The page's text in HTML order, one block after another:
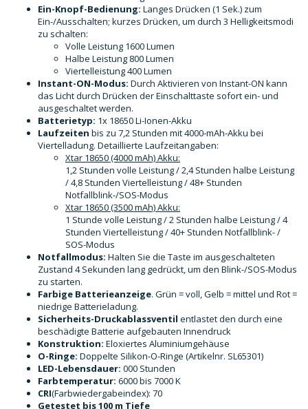
Ein-Knopf-Bedienung: Langes Drücken (1 Sek.) zum
Ein-/Ausschalten; kurzes Drücken, um durch 3 Helligkeitsmodi
zu schalten:
Volle Leistung 1600 Lumen
Halbe Leistung 800 Lumen
Viertelleistung 400 Lumen
Instant-ON-Modus: Durch Aktivieren von Instant-ON kann
das Licht durch Drücken der Einschalttaste sofort ein- und
ausgeschaltet werden.
Batterietyp: 1x 18650 Li-Ionen-Akku
Laufzeiten bis zu 7,2 Stunden mit 4000-mAh-Akku bei
Viertelladung. Detaillierte Laufzeitangaben:
Xtar 18650 (4000 mAh) Akku:
1,2 Stunden volle Leistung / 2,4 Stunden halbe Leistung
/ 4,8 Stunden Viertelleistung / 48+ Stunden
Notfallblink-/SOS-Modus
Xtar 18650 (3500 mAh) Akku:
1 Stunde volle Leistung / 2 Stunden halbe Leistung / 4
Stunden Viertelleistung / 40+ Stunden Notfallblink- /
SOS-Modus
Notfallmodus: Halten Sie die Taste im ausgeschalteten
Zustand 4 Sekunden lang gedrückt, um den Blink-/SOS-Modus
zu starten.
Farbige Batterieanzeige. Grün = voll, Gelb = mittel und Rot =
niedrige Batterieladung.
Sicherheits-Druckablassventil entlastet den durch eine
beschädigte Batterie aufgebauten Innendruck
Konstruktion: Eloxiertes Aluminiumgehäuse
O-Ringe: Doppelte Silikon-O-Ringe (Artikelnr. SL65301)
LED-Lebensdauer: 000 Stunden
Farbtemperatur: 6000 bis 7000 K
CRI(Farbwiedergabeindex): 70
Getestet bis 100 m Tiefe